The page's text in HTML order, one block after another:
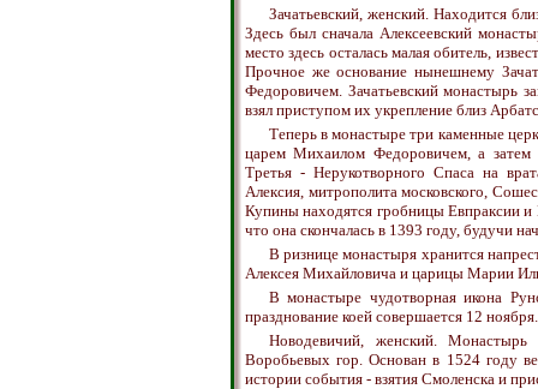
Зачатьевский, женский. Находится
Здесь был сначала Алексеевский
место здесь осталась малая обитель,
Прочное же основание нынешнему
Федоровичем. Зачатьевский монастырь
взял приступом их укрепление близ
Теперь в монастыре три каменные
царем Михаилом Федоровичем, а затем
Третья - Нерукотворного Спаса на
Алексия, митрополита московского,
Купины находятся гробницы Евпраксии и
что она скончалась в 1393 году, будучи
В ризнице монастыря хранится
Алексея Михайловича и царицы Марии
В монастыре чудотворная икона
празднование коей совершается 12 ноября.
Новодевичий, женский.
Воробьевых гор. Основан в 1524 году
истории события - взятия Смоленска и